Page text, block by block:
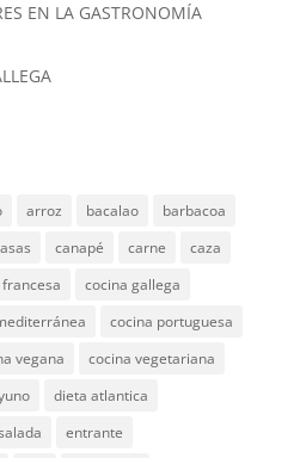
EN LA GASTRONOMÍA
arroz bacalao
barbacoa
canapé carne
caza
cocina gallega
cocina portuguesa
vegana
cocina vegetariana
dieta atlantica
entrante